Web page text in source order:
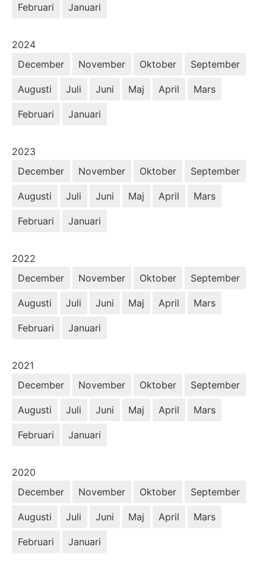
Februari Januari
År:
2024
December
November Oktober September
Augusti Juli Juni Maj April Mars
Februari Januari
År:
2023
December
November Oktober September
Augusti Juli Juni Maj April Mars
Februari Januari
År:
2022
December
November Oktober September
Augusti Juli Juni Maj April Mars
Februari Januari
År:
2021
December
November Oktober September
Augusti Juli Juni Maj April Mars
Februari Januari
År:
2020
December
November Oktober September
Augusti Juli Juni Maj April Mars
Februari Januari